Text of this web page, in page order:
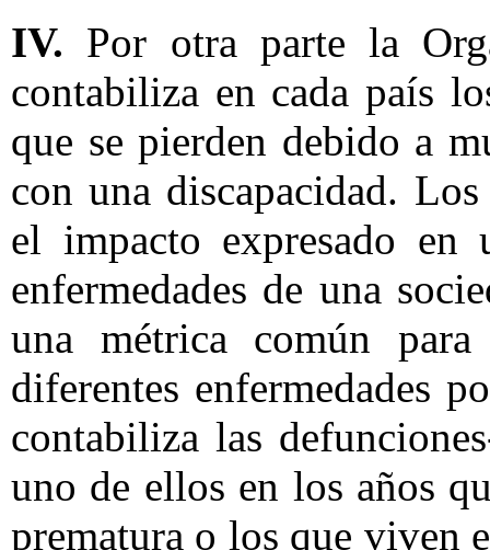
IV. Por otra parte la
contabiliza en cada país
que se pierden debido a
con una discapacidad.
el impacto expresado en
enfermedades de una
una métrica común
diferentes enfermedades
contabiliza las
uno de ellos en los años
prematura o los que viven